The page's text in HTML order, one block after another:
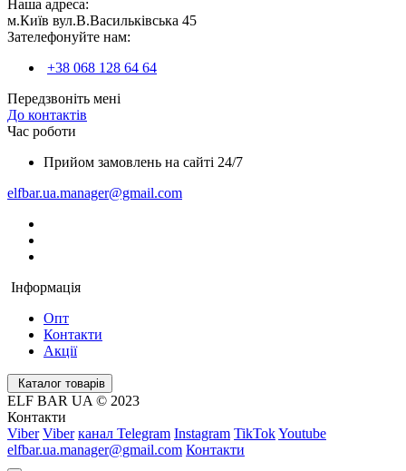
Наша адреса:
м.Київ вул.В.Васильківська 45
Зателефонуйте нам:
+38 068 128 64 64
Передзвоніть мені
До контактів
Час роботи
Прийом замовлень на сайті 24/7
elfbar.ua.manager@gmail.com
Інформація
Опт
Контакти
Акції
Каталог товарів
ELF BAR UA © 2023
Контакти
Viber Viber канал Telegram Instagram TikTokYoutube
elfbar.ua.manager@gmail.com Контакти